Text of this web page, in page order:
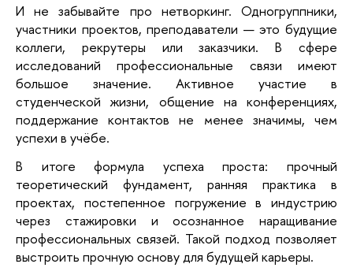
И не забывайте про нетворкинг. Одногруппники,
участники проектов, преподаватели — это будущие
коллеги, рекрутеры или заказчики. В сфере
исследований профессиональные связи имеют
большое значение. Активное участие в
студенческой жизни, общение на конференциях,
поддержание контактов не менее значимы, чем
успехи в учёбе.
В итоге формула успеха проста: прочный
теоретический фундамент, ранняя практика в
проектах, постепенное погружение в индустрию
через стажировки и осознанное наращивание
профессиональных связей. Такой подход позволяет
выстроить прочную основу для будущей карьеры.